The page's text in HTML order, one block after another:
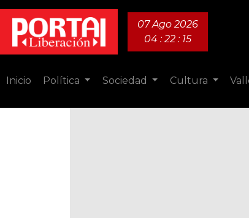
07 Ago 2026
04 : 22 : 16
Inicio Política Sociedad Cultura